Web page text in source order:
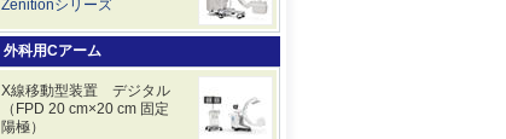
Zenitionシリーズ
外科用Cアーム
X線移動型装置 デジタル
（FPD 20 cm×20 cm 固定
陽極）